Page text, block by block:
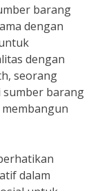
barang
dengan
dengan
seorang
sumber barang
dalam